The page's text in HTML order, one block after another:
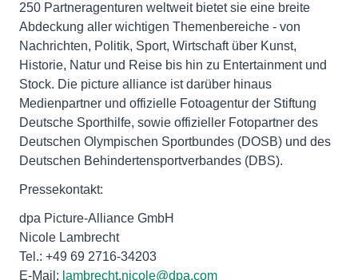
250 Partneragenturen weltweit bietet sie eine breite
Abdeckung aller wichtigen Themenbereiche - von
Nachrichten, Politik, Sport, Wirtschaft über Kunst,
Historie, Natur und Reise bis hin zu Entertainment und
Stock. Die picture alliance ist darüber hinaus
Medienpartner und offizielle Fotoagentur der Stiftung
Deutsche Sporthilfe, sowie offizieller Fotopartner des
Deutschen Olympischen Sportbundes (DOSB) und des
Deutschen Behindertensportverbandes (DBS).
Pressekontakt:
dpa Picture-Alliance GmbH
Nicole Lambrecht
Tel.: +49 69 2716-34203
E-Mail: lambrecht.nicole@dpa.com